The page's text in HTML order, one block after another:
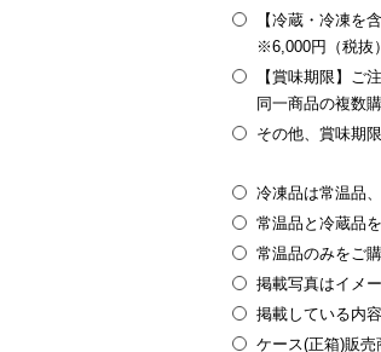
【冷蔵・冷凍を
※6,000円（税抜
【賞味期限】ご
同一商品の複数
その他、賞味期
冷凍品は常温品
常温品と冷蔵品
常温品のみをご
掲載写真はイメー
掲載している内
ケース(正箱)販売